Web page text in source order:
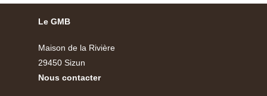
Le GMB
Maison de la Rivière
29450 Sizun
Nous contacter